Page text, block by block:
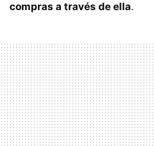
compras a través de ella.